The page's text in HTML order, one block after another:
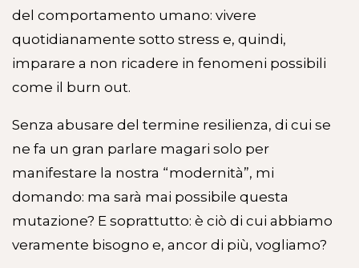
del comportamento umano: vivere
quotidianamente sotto stress e, quindi,
imparare a non ricadere in fenomeni possibili
come il burn out.
Senza abusare del termine resilienza, di cui se
ne fa un gran parlare magari solo per
manifestare la nostra “modernità”, mi
domando: ma sarà mai possibile questa
mutazione? E soprattutto: è ciò di cui abbiamo
veramente bisogno e, ancor di più, vogliamo?